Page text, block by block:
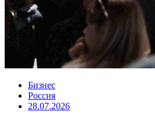
Бизнес
Россия
28.07.2026